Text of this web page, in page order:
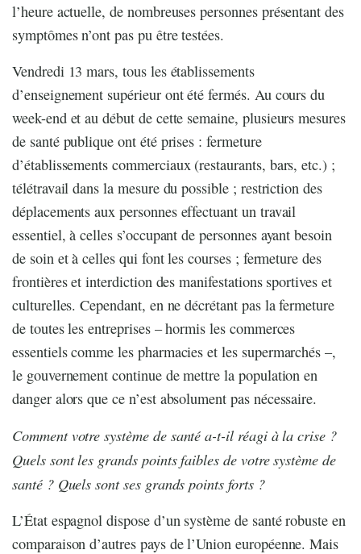
l’heure actuelle, de nombreuses personnes présentant des
symptômes n’ont pas pu être testées.
Vendredi 13 mars, tous les établissements
d’enseignement supérieur ont été fermés. Au cours du
week-end et au début de cette semaine, plusieurs mesures
de santé publique ont été prises : fermeture
d’établissements commerciaux (restaurants, bars, etc.) ;
télétravail dans la mesure du possible ; restriction des
déplacements aux personnes effectuant un travail
essentiel, à celles s’occupant de personnes ayant besoin
de soin et à celles qui font les courses ; fermeture des
frontières et interdiction des manifestations sportives et
culturelles. Cependant, en ne décrétant pas la fermeture
de toutes les entreprises – hormis les commerces
essentiels comme les pharmacies et les supermarchés –,
le gouvernement continue de mettre la population en
danger alors que ce n’est absolument pas nécessaire.
Comment votre système de santé a-t-il réagi à la crise ?
Quels sont les grands points faibles de votre système de
santé ? Quels sont ses grands points forts ?
L’État espagnol dispose d’un système de santé robuste en
comparaison d’autres pays de l’Union européenne. Mais